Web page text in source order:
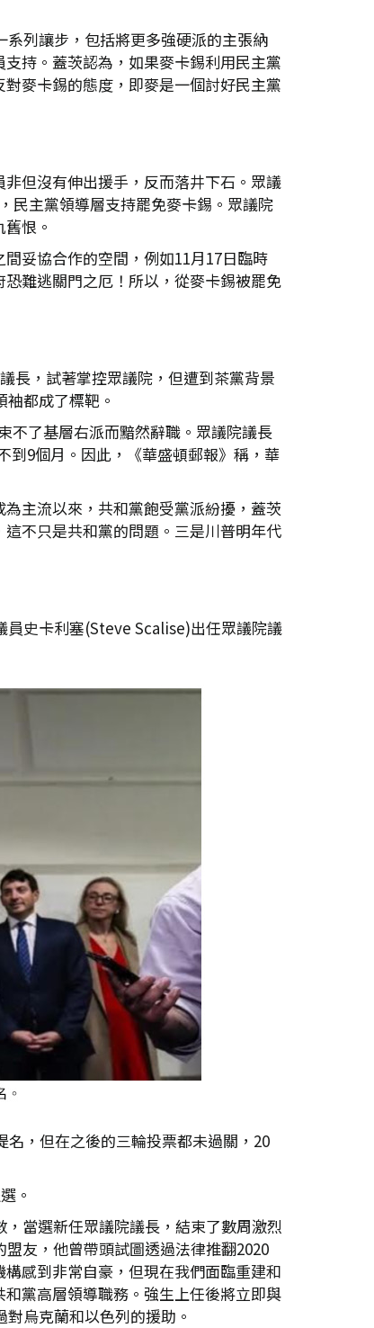
列讓步，包括將更多強硬派的主張納
持。蓋茨認為，如果麥卡錫利用民主黨
麥卡錫的態度，即麥是一個討好民主黨
但沒有伸出援手，反而落井下石。眾議
民主黨領導層支持罷免麥卡錫。眾議院
恨。
妥協合作的空間，例如11月17日臨時
難逃關門之厄！所以，從麥卡錫被罷免
長，試著掌控眾議院，但遭到茶黨背景
都成了標靶。
不了基層右派而黯然辭職。眾議院議長
到9個月。因此，《華盛頓郵報》稱，華
主流以來，共和黨飽受黨派紛擾，蓋茨
不只是共和黨的問題。三是川普明年代
員史卡利塞(Steve Scalise)出任眾議院議
，但在之後的三輪投票都未過關，20
。
當選新任眾議院議長，結束了數周激烈
友，他曾帶頭試圖透過法律推翻2020
感到非常自豪，但現在我們面臨重建和
黨高層領導職務。強生上任後將立即與
烏克蘭和以色列的援助。